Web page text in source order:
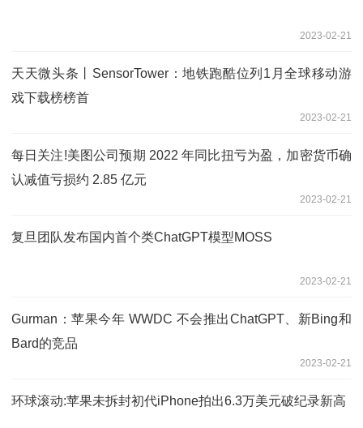
2023-02-21
天天微头条丨SensorTower：地铁跑酷位列1月全球移动游
戏下载榜榜首
2023-02-21
每日关注!美图公司预期 2022 年同比扭亏为盈，加密货币确
认减值亏损约 2.85 亿元
2023-02-21
复旦团队发布国内首个类ChatGPT模型MOSS
2023-02-21
Gurman：苹果今年 WWDC 不会推出ChatGPT、新Bing和
Bard的竞品
2023-02-21
环球滚动:苹果未拆封初代iPhone拍出6.3万美元破纪录新高